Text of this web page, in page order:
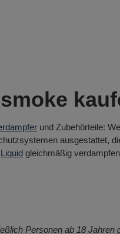
und Zubehörteile:
ausgestattet,
Liquid gleichmäßig
Personen ab 18 Jahren